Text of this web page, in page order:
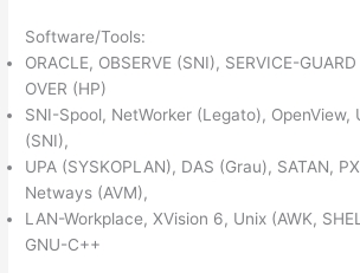
Software/Tools:
ORACLE, OBSERVE (SNI), SERVICE-
OVER (HP)
SNI-Spool, NetWorker (Legato), OpenView,
(SNI),
UPA (SYSKOPLAN), DAS (Grau), SATAN,
Netways (AVM),
LAN-Workplace, XVision 6, Unix (AWK,
GNU-C++